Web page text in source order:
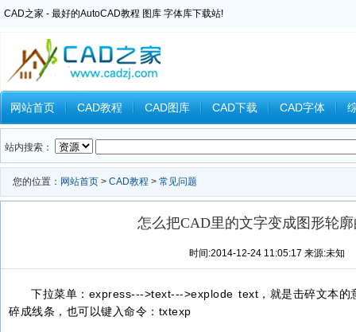
CAD之家 - 最好的AutoCAD教程 图库 字体库下载站!
网站首页 CAD教程 CAD图库 CAD下载 CAD字体
Inventor教程 Ansys教程 CAXA教程 中望CAD Catia教
站内搜索：
您的位置： 网站首页 > CAD教程 > 常见问题
怎么把CAD里的文字变成图形轮
时间:2014-12-24 11:05:17 来源:未知
下拉菜单：express--->text--->explode text，就是击碎文本的
碎成线条，也可以键入命令：txtexp